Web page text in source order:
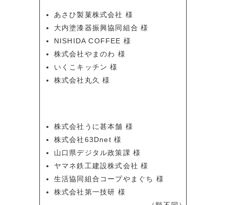
あさひ製菓株式会社 様
大内塗漆器振興協同組合 様
NISHIDA COFFEE 様
株式会社やまのわ 様
いくこキッチン 様
株式会社丸久 様
株式会社うに甚本舗 様
株式会社63Dnet 様
山口県デジタル政策課 様
ヤマネ鉄工建設株式会社 様
生活協同組合コープやまぐち 様
株式会社第一技研 様